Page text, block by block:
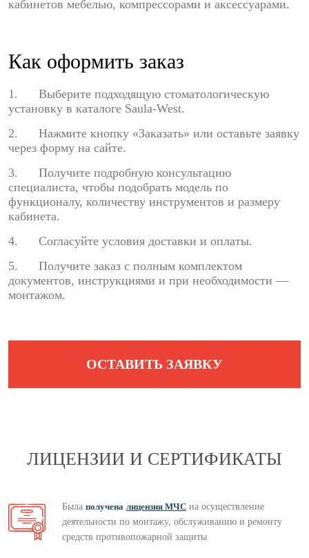
кабинетов мебелью, компрессорами и аксессуарами.
Как оформить заказ
1. Выберите подходящую стоматологическую
установку в каталоге Saula-West.
2. Нажмите кнопку «Заказать» или оставьте заявку
через форму на сайте.
3. Получите подробную консультацию
специалиста, чтобы подобрать модель по
функционалу, количеству инструментов и размеру
кабинета.
4. Согласуйте условия доставки и оплаты.
5. Получите заказ с полным комплектом
документов, инструкциями и при необходимости —
монтажом.
ОСТАВИТЬ ЗАЯВКУ
ЛИЦЕНЗИИ И СЕРТИФИКАТЫ
Была получена лицензия МЧС на осуществление
деятельности по монтажу, обслуживанию и ремонту
средств противопожарной защиты